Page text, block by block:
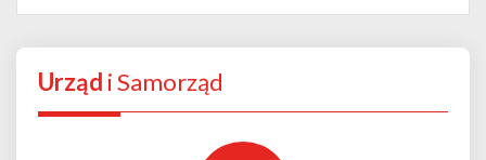
Urząd i Samorząd